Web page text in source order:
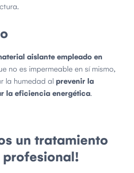
aislante empleado en
no es impermeable en sí mismo,
la humedad al prevenir la
la eficiencia energética.
un tratamiento